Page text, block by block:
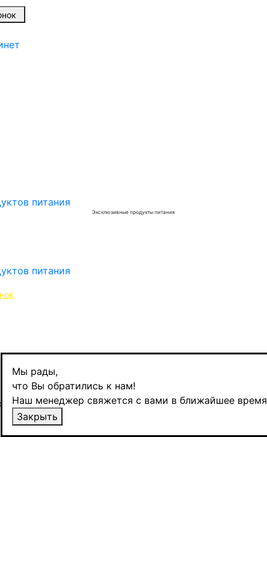
Эксклюзивные продукты питания
Мы рады,
что Вы обратились к нам!
Наш менеджер свяжется с вами в ближайшее время
Закрыть
карамелью и пеканом, ж/б, 100 гр